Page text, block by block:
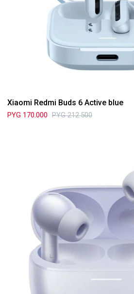
Xiaomi Redmi Buds 6 Active blue
PYG 170.000 PYG 212.500